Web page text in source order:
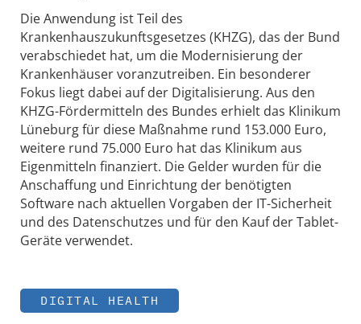
Die Anwendung ist Teil des
Krankenhauszukunftsgesetzes (KHZG), das der Bund
verabschiedet hat, um die Modernisierung der
Krankenhäuser voranzutreiben. Ein besonderer
Fokus liegt dabei auf der Digitalisierung. Aus den
KHZG-Fördermitteln des Bundes erhielt das Klinikum
Lüneburg für diese Maßnahme rund 153.000 Euro,
weitere rund 75.000 Euro hat das Klinikum aus
Eigenmitteln finanziert. Die Gelder wurden für die
Anschaffung und Einrichtung der benötigten
Software nach aktuellen Vorgaben der IT-Sicherheit
und des Datenschutzes und für den Kauf der Tablet-
Geräte verwendet.
DIGITAL HEALTH